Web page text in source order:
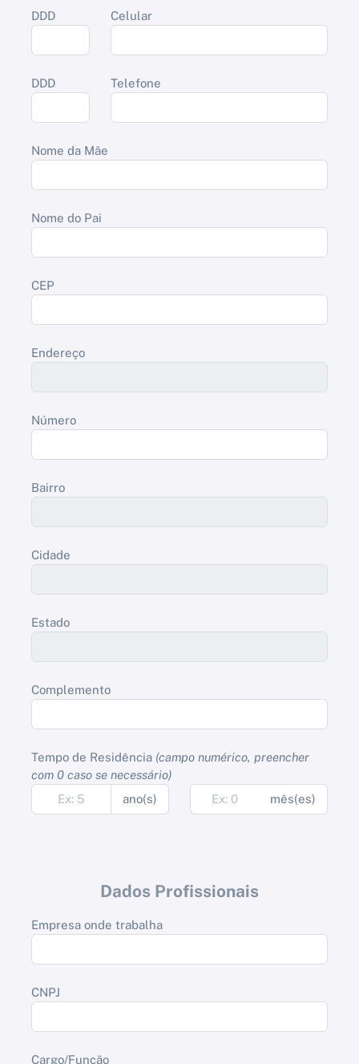
DDD Celular
DDD Telefone
Nome da Mãe
Nome do Pai
CEP
Endereço
Número
Bairro
Cidade
Estado
Complemento
Tempo de Residência (campo numérico, preencher
com 0 caso se necessário)
ano(s)
mês(es)
Dados Profissionais
Empresa onde trabalha
CNPJ
Cargo/Função